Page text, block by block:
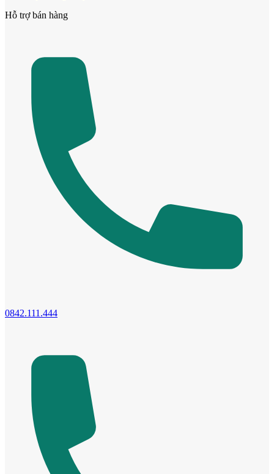
Cửa phào chỉ nổi
Cửa vòm
Hỗ trợ bán hàng
0842.111.444